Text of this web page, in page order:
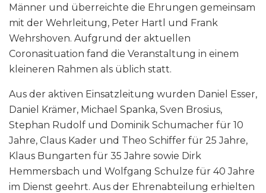
Männer und überreichte die Ehrungen gemeinsam
mit der Wehrleitung, Peter Hartl und Frank
Wehrshoven. Aufgrund der aktuellen
Coronasituation fand die Veranstaltung in einem
kleineren Rahmen als üblich statt.
Aus der aktiven Einsatzleitung wurden Daniel Esser,
Daniel Krämer, Michael Spanka, Sven Brosius,
Stephan Rudolf und Dominik Schumacher für 10
Jahre, Claus Kader und Theo Schiffer für 25 Jahre,
Klaus Bungarten für 35 Jahre sowie Dirk
Hemmersbach und Wolfgang Schulze für 40 Jahre
im Dienst geehrt. Aus der Ehrenabteilung erhielten